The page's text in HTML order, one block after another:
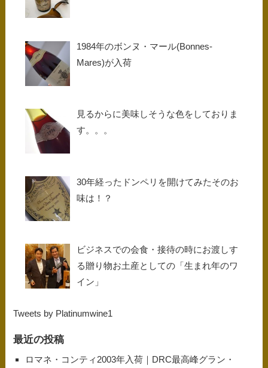
1984年のボンヌ・マール(Bonnes-
Mares)が入荷
見るからに美味しそうな色をしておりま
す。。。
30年経ったドンペリを開けてみたそのお
味は！？
ビジネスでの会食・接待の時にお渡しす
る贈り物お土産としての「生まれ年のワ
イン」
Tweets by Platinumwine1
最近の投稿
ロマネ・コンティ2003年入荷｜DRC最高峰グラン・